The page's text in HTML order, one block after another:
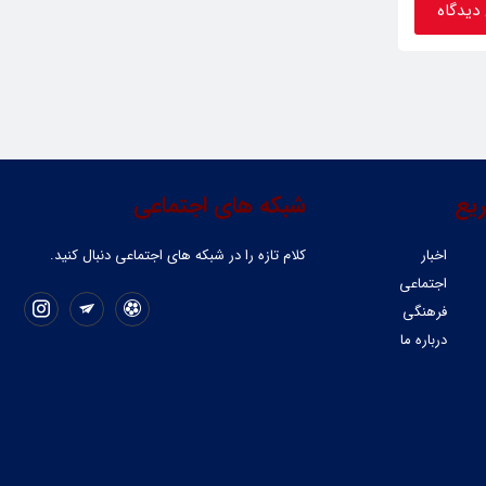
شبکه های اجتماعی
کلام تازه را در شبکه ‌های اجتماعی دنبال کنید.
اخبار
اجتماعی
فرهنگی
درباره ما